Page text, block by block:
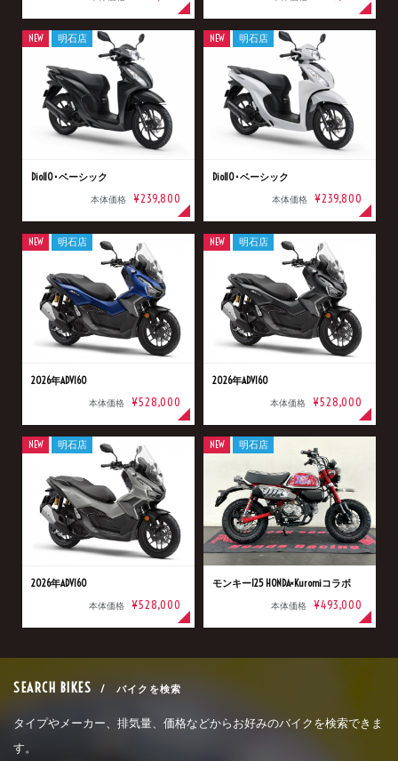
Dio110･ベーシック
本体価格 ¥239,800
NEW 明石店
Dio110･ベーシック
本体価格 ¥239,800
NEW 明石店
2026年ADV160
本体価格 ¥528,000
NEW 明石店
2026年ADV160
本体価格 ¥528,000
NEW 明石店
2026年ADV160
本体価格 ¥528,000
NEW 明石店
モンキー125 HONDA×Kuromiコラボ
本体価格 ¥493,000
NEW 明石店
SEARCH BIKES / バイクを検索
タイプやメーカー、排気量、価格などからお好みのバイクを検索できま
す。